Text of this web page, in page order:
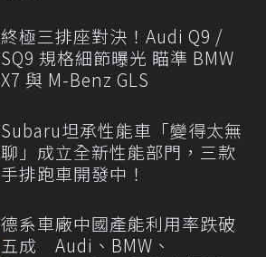
終極三排座對決！Audi Q9 /
SQ9 規格細節曝光 瞄準 BMW
X7 與 M-Benz GLS
Subaru坦承性能車「變得太無
聊」成立全新性能部門，三款
手排跑車開發中！
德系車廠中國產能利用率跌破
五成 Audi、BMW、